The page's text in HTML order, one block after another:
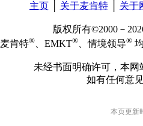
主页│ 关于麦肯特│ 关于
版权所有©2000－
麦肯特® 、EMKT® 、情境领导®
未经书面明确许可，本
如有任何意
本页更新